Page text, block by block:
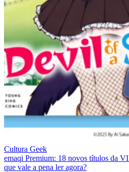
Cultura Geek
emaqi Premium: 18 novos títulos da
que vale a pena ler agora?